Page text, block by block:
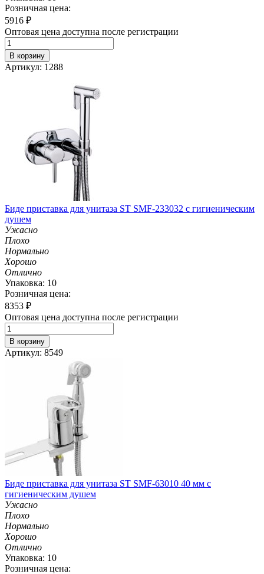
Розничная цена:
5916 ₽
Оптовая цена доступна после регистрации
В корзину
Артикул: 1288
Биде приставка для унитаза ST SMF-233032 с гигиеническим
душем
Ужасно
Плохо
Нормально
Хорошо
Отлично
Упаковка: 10
Розничная цена:
8353 ₽
Оптовая цена доступна после регистрации
В корзину
Артикул: 8549
Биде приставка для унитаза ST SMF-63010 40 мм с
гигиеническим душем
Ужасно
Плохо
Нормально
Хорошо
Отлично
Упаковка: 10
Розничная цена: